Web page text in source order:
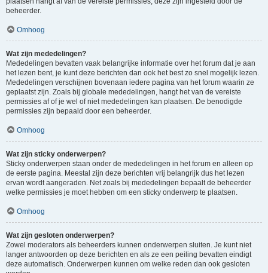
beheerder.
Omhoog
Wat zijn mededelingen?
Mededelingen bevatten vaak belangrijke informatie over het forum dat je aan
het lezen bent, je kunt deze berichten dan ook het best zo snel mogelijk lezen.
Mededelingen verschijnen bovenaan iedere pagina van het forum waarin ze
geplaatst zijn. Zoals bij globale mededelingen, hangt het van de vereiste
permissies af of je wel of niet mededelingen kan plaatsen. De benodigde
permissies zijn bepaald door een beheerder.
Omhoog
Wat zijn sticky onderwerpen?
Sticky onderwerpen staan onder de mededelingen in het forum en alleen op
de eerste pagina. Meestal zijn deze berichten vrij belangrijk dus het lezen
ervan wordt aangeraden. Net zoals bij mededelingen bepaalt de beheerder
welke permissies je moet hebben om een sticky onderwerp te plaatsen.
Omhoog
Wat zijn gesloten onderwerpen?
Zowel moderators als beheerders kunnen onderwerpen sluiten. Je kunt niet
langer antwoorden op deze berichten en als ze een peiling bevatten eindigt
deze automatisch. Onderwerpen kunnen om welke reden dan ook gesloten